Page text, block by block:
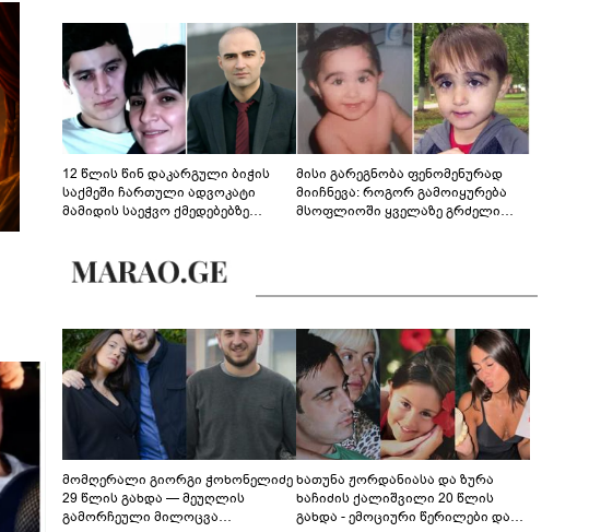
12 წლის წინ დაკარგული ბიჭის
საქმეში ჩართული ადვოკატი
მამიდის საეჭვო ქმედებებზე
მოწოდებაზე... წლობით
მიმდინარეობდა საქმის
მისი გარეგნობა ფენომენურად
მიიჩნევა: როგორ გამოიყურება
მსოფლიოში ყველაზე გრძელი
მომღერალი გიორგი ჭოხონელიძე
29 წლის გახდა — მეუღლის
გამორჩეული მილოცვა
ხათუნა ჟორდანიასა და ზურა
ხაჩიძის ქალიშვილი 20 წლის
გახდა - ემოციური წერილები და